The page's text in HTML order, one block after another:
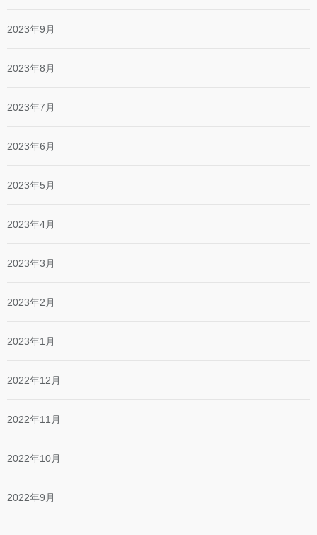
2023年9月
2023年8月
2023年7月
2023年6月
2023年5月
2023年4月
2023年3月
2023年2月
2023年1月
2022年12月
2022年11月
2022年10月
2022年9月